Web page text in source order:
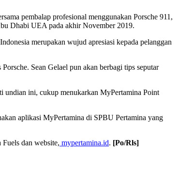
pembalap profesional menggunakan Porsche 911,
Dhabi UEA pada akhir November 2019.
merupakan wujud apresiasi kepada pelanggan
Sean Gelael pun akan berbagi tips seputar
undian ini, cukup menukarkan MyPertamina Point
aplikasi MyPertamina di SPBU Pertamina yang
dan website, mypertamina.id. [Po/Rls]